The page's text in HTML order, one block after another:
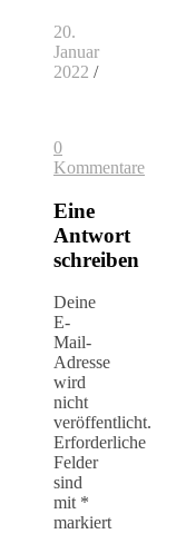
20.
Januar
2022 /
0
Kommentare
Eine
Antwort
schreiben
Deine
E-
Mail-
Adresse
wird
nicht
veröffentlicht.
Erforderliche
Felder
sind
mit *
markiert